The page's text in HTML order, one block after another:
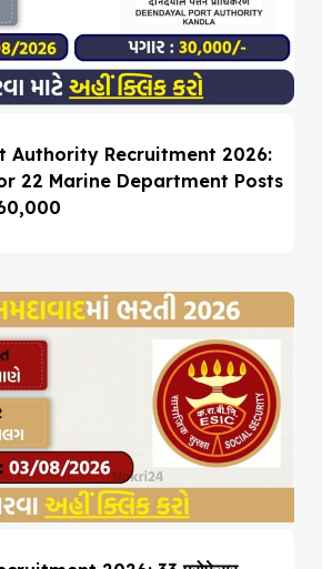
Authority Recruitment 2026:
22 Marine Department Posts